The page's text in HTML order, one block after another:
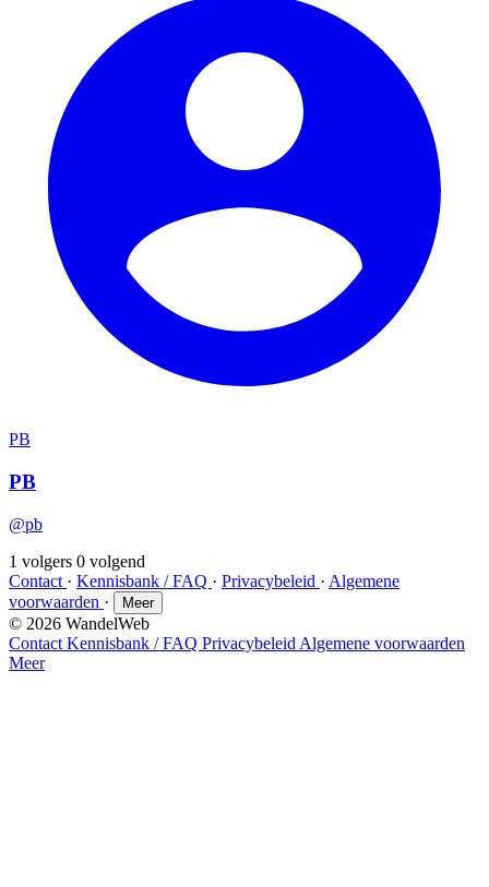
PB
PB
@pb
1 volgers 0 volgend
Contact · Kennisbank / FAQ · Privacybeleid · Algemene
voorwaarden · Meer
© 2026 WandelWeb
Contact Kennisbank / FAQ Privacybeleid Algemene voorwaarden
Meer